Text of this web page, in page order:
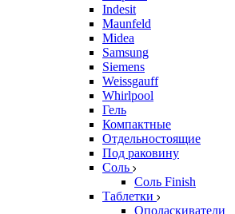
Indesit
Maunfeld
Midea
Samsung
Siemens
Weissgauff
Whirlpool
Гель
Компактные
Отдельностоящие
Под раковину
Соль
Соль Finish
Таблетки
Ополаскиватели